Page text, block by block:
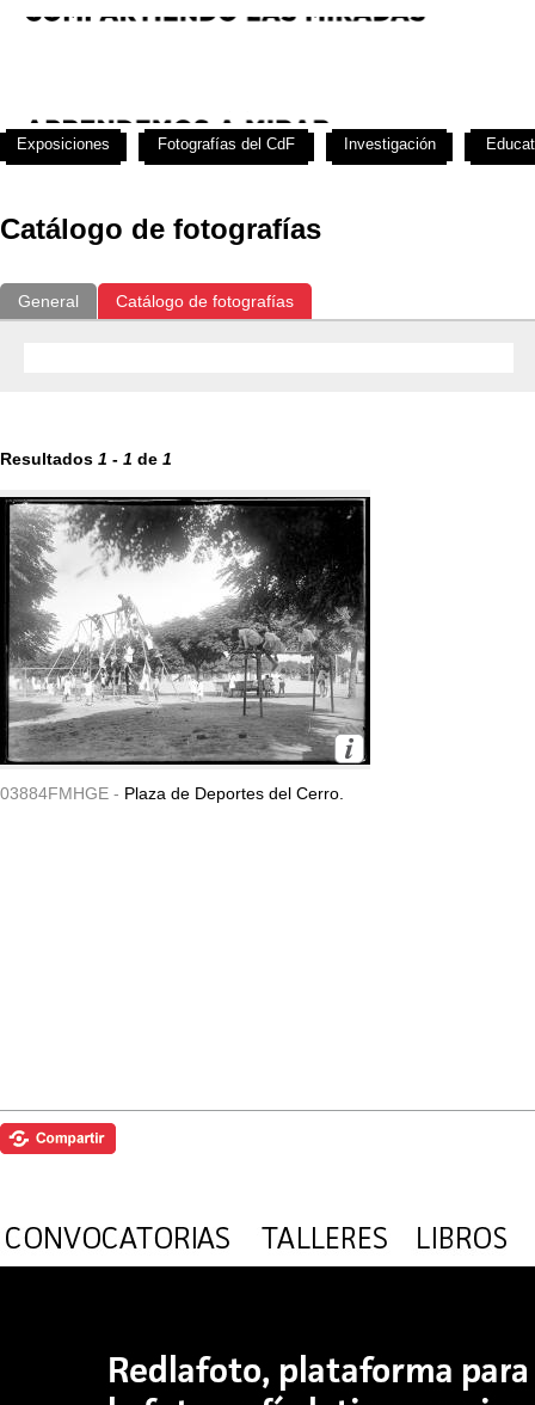
Catálogo de fotografías
General Catálogo de fotografías
Resultados 1 - 1 de 1
03884FMHGE - Plaza de Deportes del Cerro.
Exposiciones Fotografías del CdF Investigación